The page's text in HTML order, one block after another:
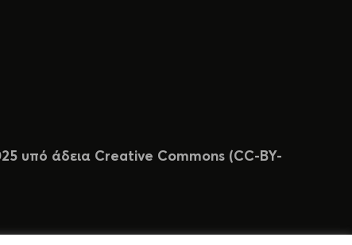
υπό άδεια Creative Commons (CC-BY-